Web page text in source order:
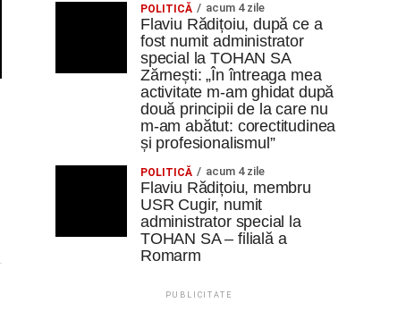
POLITICĂ acum 4 zile
Flaviu Rădițoiu, după ce a
fost numit administrator
special la TOHAN SA
Zărnești: „În întreaga mea
activitate m-am ghidat după
două principii de la care nu
m-am abătut: corectitudinea
și profesionalismul”
POLITICĂ acum 4 zile
Flaviu Rădițoiu, membru
USR Cugir, numit
administrator special la
TOHAN SA – filială a
Romarm
PUBLICITATE